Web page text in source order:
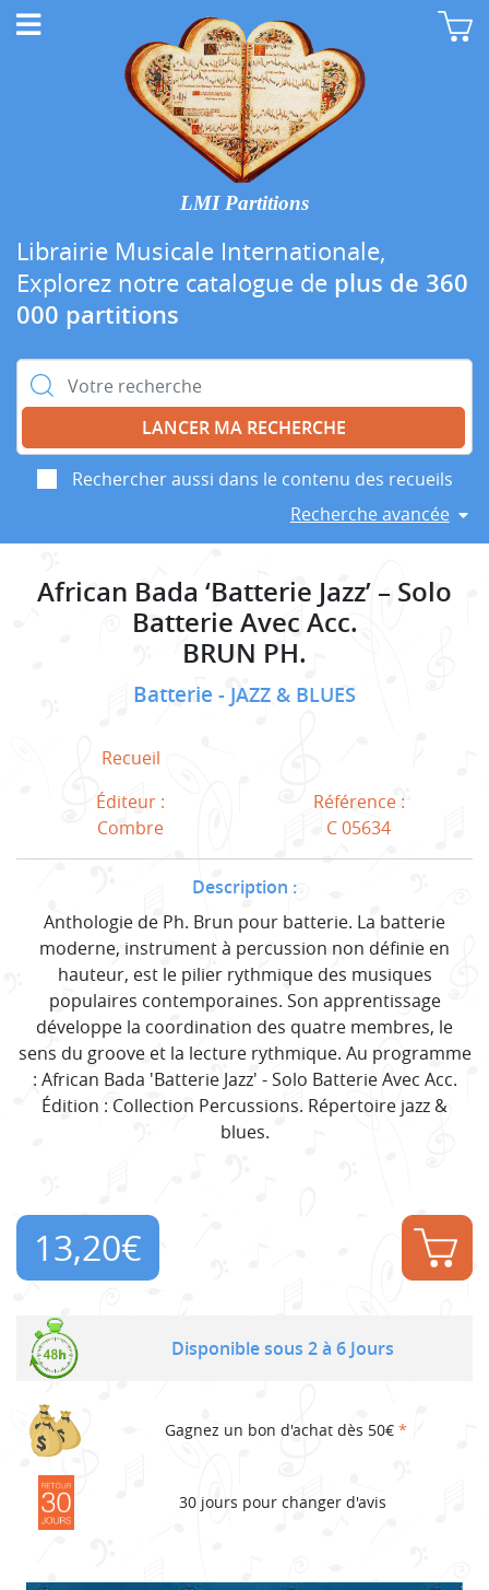
LMI Partitions
Librairie Musicale Internationale,
Explorez notre catalogue de plus de 360
000 partitions
Rechercher :
Rechercher aussi dans le contenu des recueils
Recherche avancée
African Bada ‘Batterie Jazz’ – Solo
Batterie Avec Acc.
BRUN PH.
Batterie JAZZ & BLUES
Recueil
Éditeur :
Combre
Référence :
C 05634
Description :
Anthologie de Ph. Brun pour batterie. La batterie
moderne, instrument à percussion non définie en
hauteur, est le pilier rythmique des musiques
populaires contemporaines. Son apprentissage
développe la coordination des quatre membres, le
sens du groove et la lecture rythmique. Au programme
: African Bada 'Batterie Jazz' - Solo Batterie Avec Acc.
Édition : Collection Percussions. Répertoire jazz &
blues.
13,20€
Disponible sous 2 à 6 Jours
Gagnez un bon d'achat dès 50€ *
30 jours pour changer d'avis